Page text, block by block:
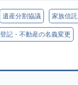
遺産分割協議 家族信託
記・不動産の名義変更